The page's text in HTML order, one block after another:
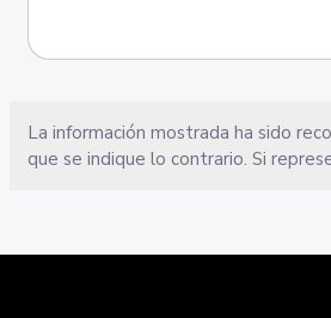
La información mostrada ha sido
que se indique lo contrario. Si